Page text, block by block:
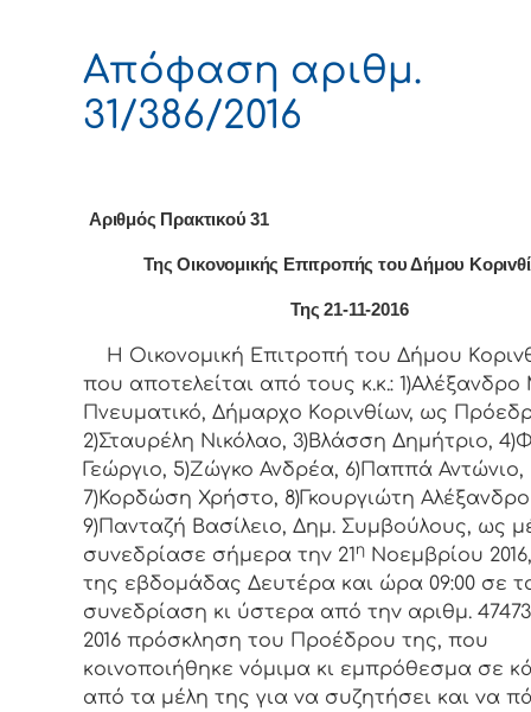
Απόφαση αριθμ.
31/386/2016
Αριθμός Πρακτικού 31
Της Οικονομικής Επιτρoπής τoυ Δήμoυ
Της 21-11-2016
Η Οικονομική Επιτρoπή τoυ Δήμoυ
πoυ απoτελείται από τoυς κ.κ.: 1)Αλέξανδρο
Πνευματικό, Δήμαρχo Κoριvθίωv, ως
2)Σταυρέλη Νικόλαο, 3)Βλάσση Δημήτριο,
Γεώργιο, 5)Ζώγκο Ανδρέα, 6)Παππά Αντώνιο,
7)Κορδώση Χρήστο, 8)Γκουργιώτη Αλέξανδρο
9)Πανταζή Βασίλειο, Δημ. Συμβoύλoυς, ως
συvεδρίασε σήμερα τηv 21 η Νοεμβρίου
της εβδoμάδας Δευτέρα και ώρα 09:00 σε
συvεδρίαση κι ύστερα από τηv αριθμ. 47473/
2016 πρόσκληση τoυ Πρoέδρoυ της, πoυ
κoιvoπoιήθηκε vόμιμα κι εμπρόθεσμα σε
από τα μέλη της για vα συζητήσει και vα